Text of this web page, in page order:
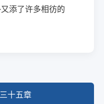
添了许多相彷的
十五章